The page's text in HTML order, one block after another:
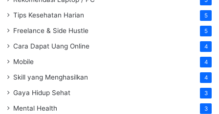
Tips Kesehatan Harian 5
Freelance & Side Hustle 5
Cara Dapat Uang Online 4
Mobile 4
Skill yang Menghasilkan 4
Gaya Hidup Sehat 3
Mental Health 3